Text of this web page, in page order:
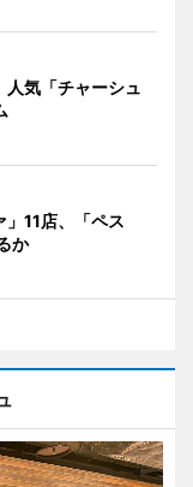
気「チャーシュ
11店、「ペス
か